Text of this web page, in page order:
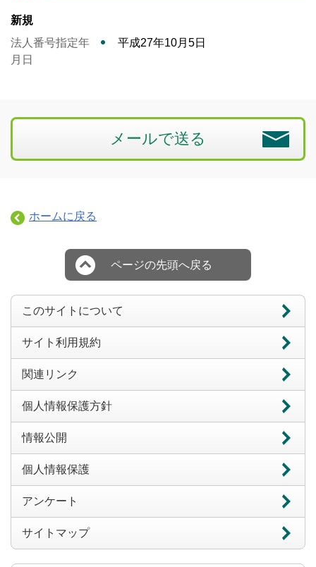
新規
法人番号指定年
月日
平成27年10月5日
メールで送る
ホームに戻る
ページの先頭へ戻る
このサイトについて
サイト利用規約
関連リンク
個人情報保護方針
情報公開
個人情報保護
アンケート
サイトマップ